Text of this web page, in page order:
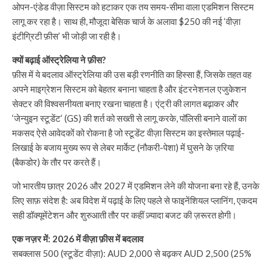
ओपन-एंडेड वीज़ा सिस्टम को हटाकर एक तय समय-सीमा वाला एडमिशन सिस्टम
लागू कर रहा है। साथ ही, मौजूदा बेसिक चार्ज के अलावा $250 की नई ‘वीज़ा
इंटीग्रिटी फ़ीस’ भी जोड़ी जा रही है।
क्यों बढ़ाई ऑस्ट्रेलिया ने फ़ीस?
फ़ीस में ये बदलाव ऑस्ट्रेलिया की उस बड़ी रणनीति का हिस्सा हैं, जिसके तहत वह
अपने माइग्रेशन सिस्टम को बेहतर बनाना चाहता है और इंटरनेशनल एजुकेशन
सेक्टर की विश्वसनीयता बनाए रखना चाहता है। एंट्री की लागत बढ़ाकर और
‘जेन्युइन स्टूडेंट’ (GS) की शर्त को सख्ती से लागू करके, पॉलिसी बनाने वालों का
मकसद ऐसे आवेदकों को रोकना है जो स्टूडेंट वीज़ा सिस्टम का इस्तेमाल पढ़ाई-
लिखाई के बजाय मुख्य रूप से लेबर मार्केट (नौकरी-पेशा) में घुसने के ज़रिया
(बैकडोर) के तौर पर करते हैं।
जो भारतीय छात्र 2026 और 2027 में एडमिशन लेने की योजना बना रहे हैं, उनके
लिए साफ़ संदेश है: अब विदेश में पढ़ाई के लिए पहले से फाइनेंशियल प्लानिंग, एकदम
सही डॉक्यूमेंटेशन और शुरुआती तौर पर कहीं ज़्यादा बजट की ज़रूरत होगी।
एक नज़र में: 2026 में वीज़ा फ़ीस में बदलाव
सबक्लास 500 (स्टूडेंट वीज़ा): AUD 2,000 से बढ़कर AUD 2,500 (25%